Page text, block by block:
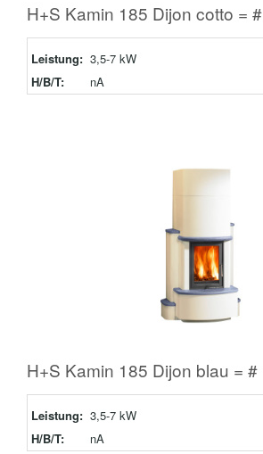
H+S Kamin 185 Dijon cotto = #
Leistung: 3,5-7 kW
H/B/T:
nA
H+S Kamin 185 Dijon blau = #
Leistung: 3,5-7 kW
H/B/T:
nA